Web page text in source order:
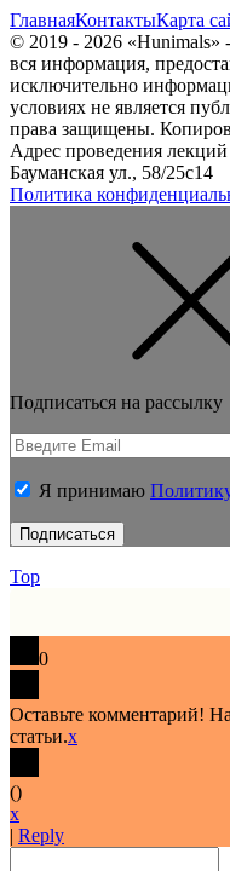
ГлавнаяКонтактыКарта
© 2019 - 2026 «Hunimals»
вся информация,
исключительно
условиях не является
права защищены.
Адрес проведения
Бауманская ул., 58/25с14
Политика
Подписаться на рассылку
Я принимаю
Top
0
Оставьте комментарий!
статьи.x
()
x
| Reply